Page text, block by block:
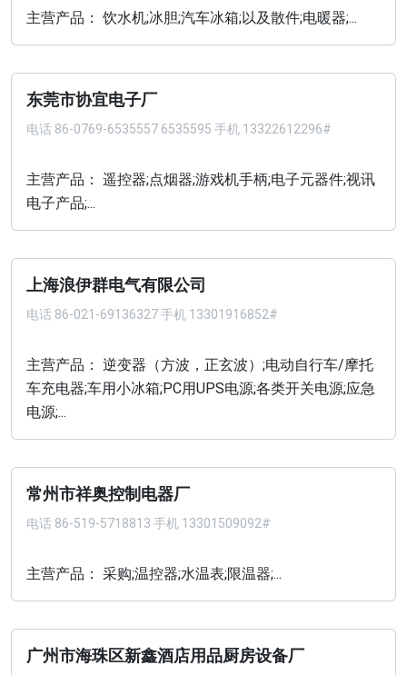
主营产品： 饮水机;冰胆;汽车冰箱;以及散件;电暖器;...
东莞市协宜电子厂
电话 86-0769-6535557 6535595 手机 13322612296#
主营产品： 遥控器;点烟器;游戏机手柄;电子元器件;视讯
电子产品;...
上海浪伊群电气有限公司
电话 86-021-69136327 手机 13301916852#
主营产品： 逆变器（方波，正玄波）;电动自行车/摩托
车充电器;车用小冰箱;PC用UPS电源;各类开关电源;应急
电源;...
常州市祥奥控制电器厂
电话 86-519-5718813 手机 13301509092#
主营产品： 采购;温控器;水温表;限温器;...
广州市海珠区新鑫酒店用品厨房设备厂